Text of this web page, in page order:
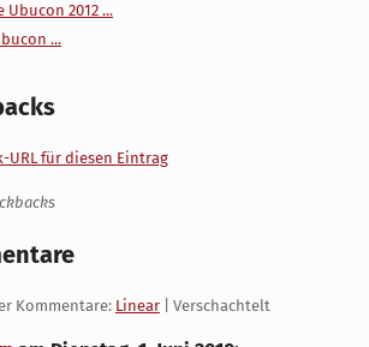
Ubucon 2012 ...
...
URL für diesen Eintrag
Kommentare: Linear | Verschachtelt